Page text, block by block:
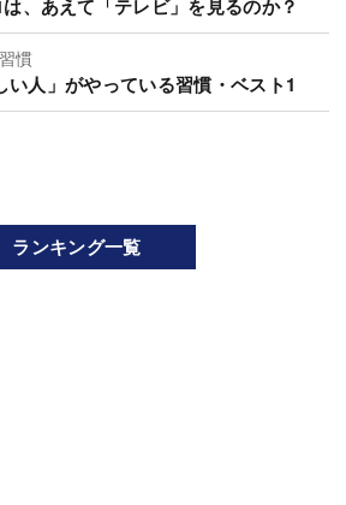
、あえて「テレビ」を見るのか？
慣
い人」がやっている習慣・ベスト1
ランキング一覧